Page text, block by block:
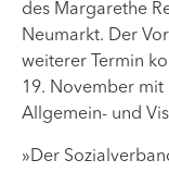
des Margarethe
Neumarkt. Der
weiterer Termin
19. November mit
Allgemein- und
»Der